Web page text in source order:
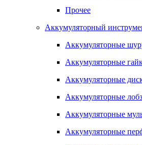
Прочее
Аккумуляторный
Аккумуляторные
Аккумуляторные
Аккумуляторные
Аккумуляторные
Аккумуляторные
Аккумуляторные